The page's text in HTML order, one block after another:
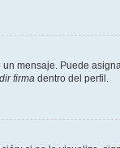
mensaje. Puede
firma dentro del perfil.